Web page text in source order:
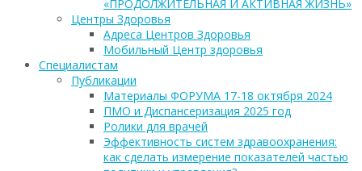
«ПРОДОЛЖИТЕЛЬНАЯ И АКТИВНАЯ ЖИЗНЬ»
Центры Здоровья
Адреса Центров Здоровья
Мобильный Центр здоровья
Cпециалистам
Публикации
Материалы ФОРУМА 17-18 октября 2024
ПМО и Диспансеризация 2025 год
Ролики для врачей
Эффективность систем здравоохранения:
как сделать измерение показателей частью